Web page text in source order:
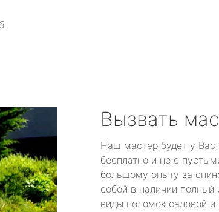
Вызвать
Наш мастер будет у Вас
бесплатно и не с
большому опыту за
собой в наличии полный
виды поломок садовой и